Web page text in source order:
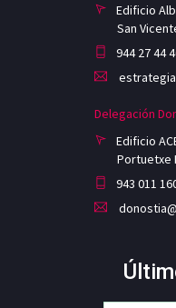
Edificio
San
944 27 44
Delegación
Edificio
Portuetxe
943 011